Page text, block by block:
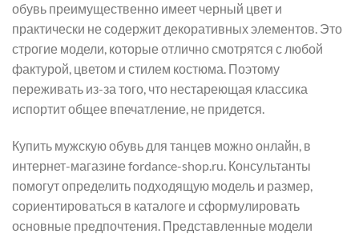
обувь преимущественно имеет черный цвет и
практически не содержит декоративных элементов. Это
строгие модели, которые отлично смотрятся с любой
фактурой, цветом и стилем костюма. Поэтому
переживать из-за того, что нестареющая классика
испортит общее впечатление, не придется.
Купить мужскую обувь для танцев можно онлайн, в
интернет-магазине fordance-shop.ru. Консультанты
помогут определить подходящую модель и размер,
сориентироваться в каталоге и сформулировать
основные предпочтения. Представленные модели